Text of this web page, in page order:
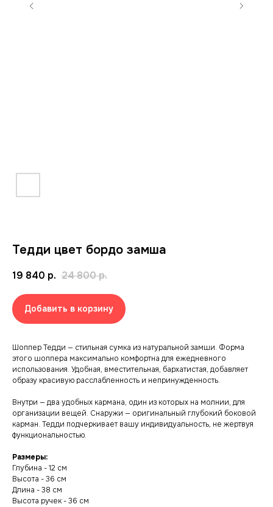
Тедди цвет бордо замша
19 840 р. 24 800р.
Добавить в корзину
Шоппер Тедди — стильная сумка из натуральной замши. Форма
этого шоппера максимально комфортна для ежедневного
использования. Удобная, вместительная, бархатистая, добавляет
образу красивую расслабленность и непринужденность.
Внутри — два удобных кармана, один из которых на молнии, для
организации вещей. Снаружи — оригинальный глубокий боковой
карман. Тедди подчеркивает вашу индивидуальность, не жертвуя
функциональностью.
Размеры:
Глубина - 12 см
Высота - 36 см
Длина - 38 см
Высота ручек - 36 см